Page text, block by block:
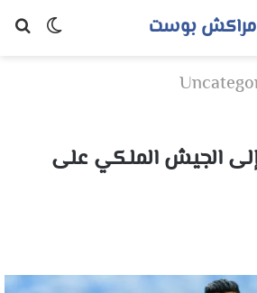
الوضع
مراكش بوست
الجيش الملكي على